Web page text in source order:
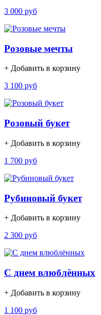
3 000 руб
Розовые мечты
+ Добавить в корзину
3 100 руб
Розовый букет
+ Добавить в корзину
1 700 руб
Рубиновый букет
+ Добавить в корзину
2 300 руб
С днем влюблённых
+ Добавить в корзину
1 100 руб